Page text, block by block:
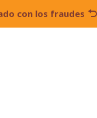
con los fraudes